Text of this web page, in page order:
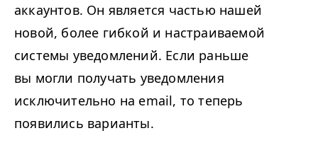
аккаунтов. Он является частью нашей
новой, более гибкой и настраиваемой
системы уведомлений. Если раньше
вы могли получать уведомления
исключительно на email, то теперь
появились варианты.